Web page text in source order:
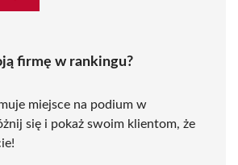
firmę w rankingu?
miejsce na podium w
się i pokaż swoim klientom, że